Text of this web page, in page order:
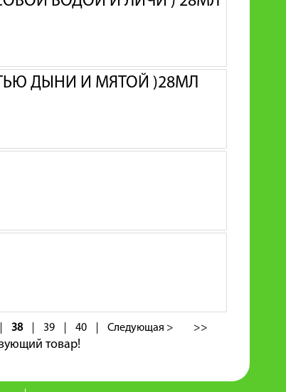
ДЫНИ И МЯТОЙ )28МЛ
38 39 40 Следующая > >>
товар!